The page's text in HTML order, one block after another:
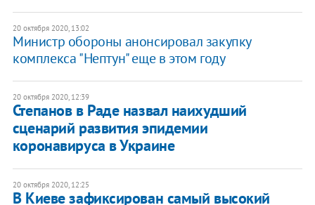
20 октября 2020, 13:02
Министр обороны анонсировал закупку
комплекса "Нептун" еще в этом году
20 октября 2020, 12:39
Степанов в Раде назвал наихудший
сценарий развития эпидемии
коронавируса в Украине
20 октября 2020, 12:25
В Киеве зафиксирован самый высокий